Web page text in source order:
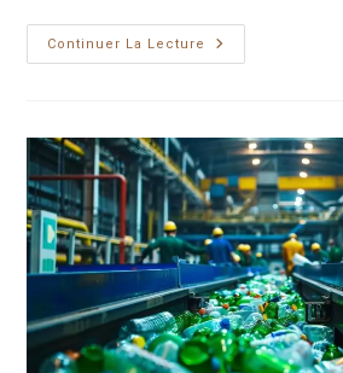
Continuer La Lecture
TORAY
:
Packaging
À
Faible
Empreinte
Carbone